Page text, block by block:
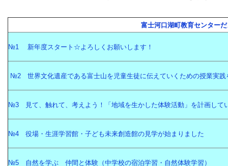
富士河口湖町教育センター
№1 新年度スタート☆よろしくお願いします！
№2 世界文化遺産である富士山を児童生徒に伝えていくための授業実践
№3 見て、触れて、考えよう！「地域を生かした体験活動」を計画して
№4 役場・生涯学習館・子ども未来創造館の見学が始まりました
№5 自然を学ぶ 仲間と体験（中学校の宿泊学習・自然体験学習）